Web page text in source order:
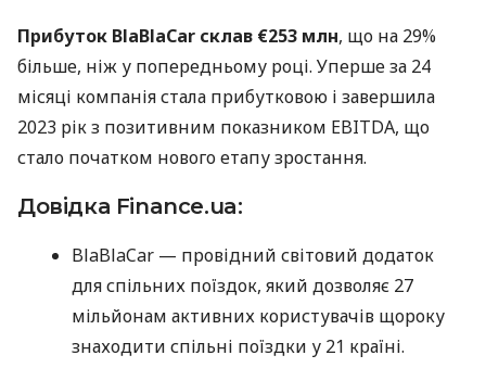
Прибуток BlaBlaCar склав €253 млн, що на 29%
більше, ніж у попередньому році. Уперше за 24
місяці компанія стала прибутковою і завершила
2023 рік з позитивним показником EBITDA, що
стало початком нового етапу зростання.
Довідка Finance.ua:
BlaBlaCar — провідний світовий додаток
для спільних поїздок, який дозволяє 27
мільйонам активних користувачів щороку
знаходити спільні поїздки у 21 країні.